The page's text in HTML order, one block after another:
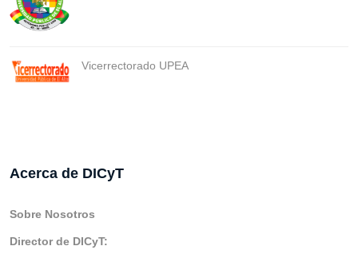
Vicerrectorado UPEA
Acerca de DICyT
Sobre Nosotros
Director de DICyT: